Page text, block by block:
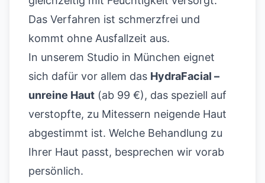
Das Verfahren ist schmerzfrei und
kommt ohne Ausfallzeit aus.
In unserem Studio in München eignet
sich dafür vor allem das HydraFacial –
unreine Haut (ab 99 €), das speziell auf
verstopfte, zu Mitessern neigende Haut
abgestimmt ist. Welche Behandlung zu
Ihrer Haut passt, besprechen wir vorab
persönlich.